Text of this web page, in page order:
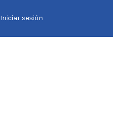
Iniciar sesión